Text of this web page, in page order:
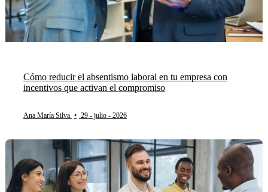
Cómo reducir el absentismo laboral en tu empresa con
incentivos que activan el compromiso
Ana María Silva • 29 - julio - 2026